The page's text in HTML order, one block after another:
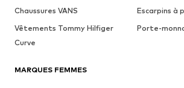
Chaussures VANS
Escarpins à
Vêtements Tommy Hilfiger
Curve
Porte-
MARQUES FEMMES